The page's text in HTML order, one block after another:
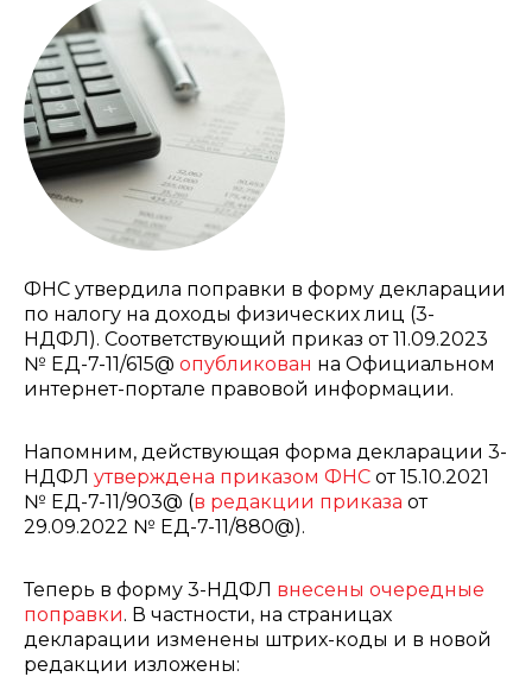
ФНС утвердила поправки в форму декларации
по налогу на доходы физических лиц (3-
НДФЛ). Соответствующий приказ от 11.09.2023
№ ЕД-7-11/615@ опубликован на Официальном
интернет-портале правовой информации.
Напомним, действующая форма декларации 3-
НДФЛ утверждена приказом ФНС от 15.10.2021
№ ЕД-7-11/903@ (в редакции приказа от
29.09.2022 № ЕД-7-11/880@).
Теперь в форму 3-НДФЛ внесены очередные
поправки. В частности, на страницах
декларации изменены штрих-коды и в новой
редакции изложены: